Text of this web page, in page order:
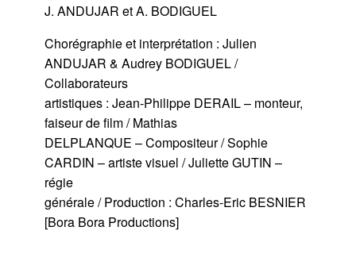
J. ANDUJAR et A. BODIGUEL
Chorégraphie et interprétation : Julien
ANDUJAR & Audrey BODIGUEL /
Collaborateurs
artistiques : Jean-Philippe DERAIL – monteur,
faiseur de film / Mathias
DELPLANQUE – Compositeur / Sophie
CARDIN – artiste visuel / Juliette GUTIN –
régie
générale / Production : Charles-Eric BESNIER
[Bora Bora Productions]